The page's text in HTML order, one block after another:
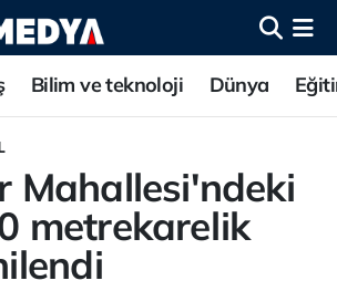
Bilim ve teknoloji Dünya
Mahallesi'ndeki
metrekarelik